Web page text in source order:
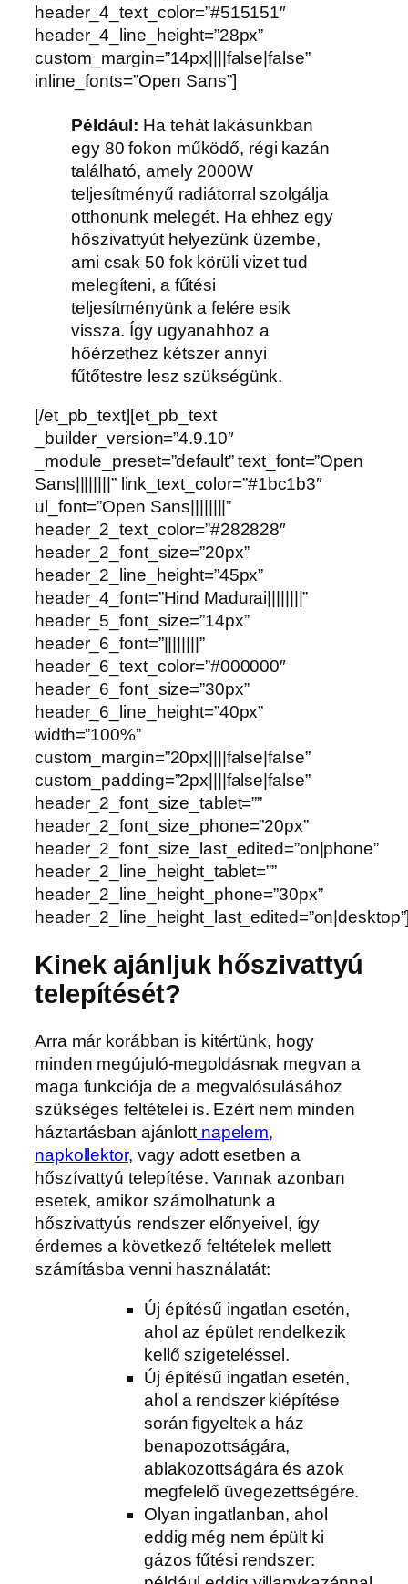
header_4_text_color=”#515151″
header_4_line_height=”28px”
custom_margin=”14px||||false|false”
inline_fonts=”Open Sans”]
Például: Ha tehát lakásunkban
egy 80 fokon működő, régi kazán
található, amely 2000W
teljesítményű radiátorral szolgálja
otthonunk melegét. Ha ehhez egy
hőszivattyút helyezünk üzembe,
ami csak 50 fok körüli vizet tud
melegíteni, a fűtési
teljesítményünk a felére esik
vissza. Így ugyanahhoz a
hőérzethez kétszer annyi
fűtőtestre lesz szükségünk.
[/et_pb_text][et_pb_text
_builder_version=”4.9.10″
_module_preset=”default” text_font=”Open
Sans||||||||” link_text_color=”#1bc1b3″
ul_font=”Open Sans||||||||”
header_2_text_color=”#282828″
header_2_font_size=”20px”
header_2_line_height=”45px”
header_4_font=”Hind Madurai||||||||”
header_5_font_size=”14px”
header_6_font=”||||||||”
header_6_text_color=”#000000″
header_6_font_size=”30px”
header_6_line_height=”40px”
width=”100%”
custom_margin=”20px||||false|false”
custom_padding=”2px||||false|false”
header_2_font_size_tablet=””
header_2_font_size_phone=”20px”
header_2_font_size_last_edited=”on|phone”
header_2_line_height_tablet=””
header_2_line_height_phone=”30px”
Kinek ajánljuk hőszivattyú
telepítését?
Arra már korábban is kitértünk, hogy
minden megújuló-megoldásnak megvan a
maga funkciója de a megvalósulásához
szükséges feltételei is. Ezért nem minden
háztartásban ajánlottnapelem,
napkollektor, vagy adott esetben a
hőszívattyú telepítése. Vannak azonban
esetek, amikor számolhatunk a
hőszivattyús rendszer előnyeivel, így
érdemes a következő feltételek mellett
számításba venni használatát:
Új építésű ingatlan esetén,
ahol az épület rendelkezik
kellő szigeteléssel.
Új építésű ingatlan esetén,
ahol a rendszer kiépítése
során figyeltek a ház
benapozottságára,
ablakozottságára és azok
megfelelő üvegezettségére.
Olyan ingatlanban, ahol
eddig még nem épült ki
gázos fűtési rendszer: